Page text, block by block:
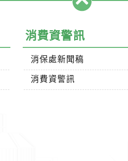
消費資警訊
消保處新聞稿
消費資警訊